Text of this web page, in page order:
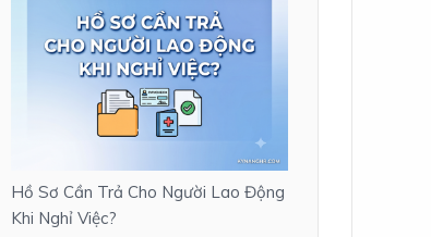
Hồ Sơ Cần Trả Cho Người Lao Động
Khi Nghỉ Việc?